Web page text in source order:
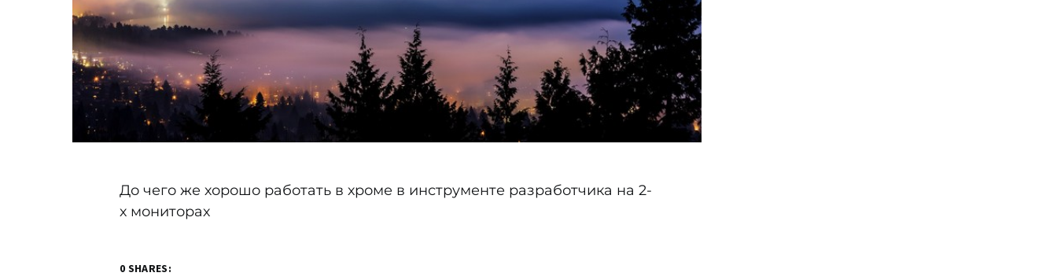
До чего же хорошо работать в хроме в инструменте разработчика на 2-
х мониторах
0 SHARES: